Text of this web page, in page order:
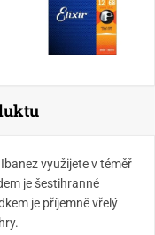
využijete v téměř
je šestihranné
je příjemně vřelý